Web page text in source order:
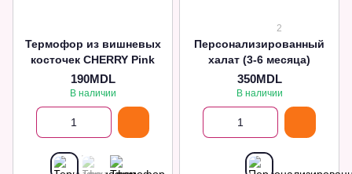
Термофор из вишневых
косточек CHERRY Pink
190MDL
В наличии
2
Персонализированный
халат (3-6 месяца)
350MDL
В наличии